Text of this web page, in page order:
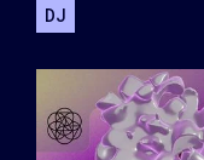
DJ